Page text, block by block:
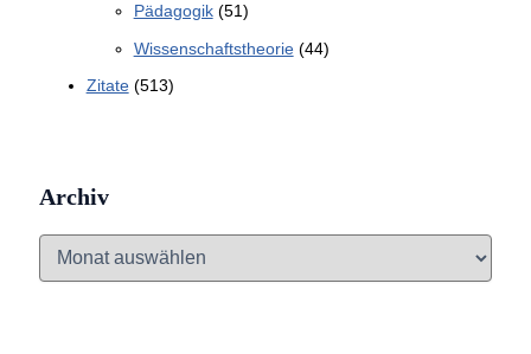
Pädagogik(51)
Wissenschaftstheorie(44)
Zitate(513)
Archiv